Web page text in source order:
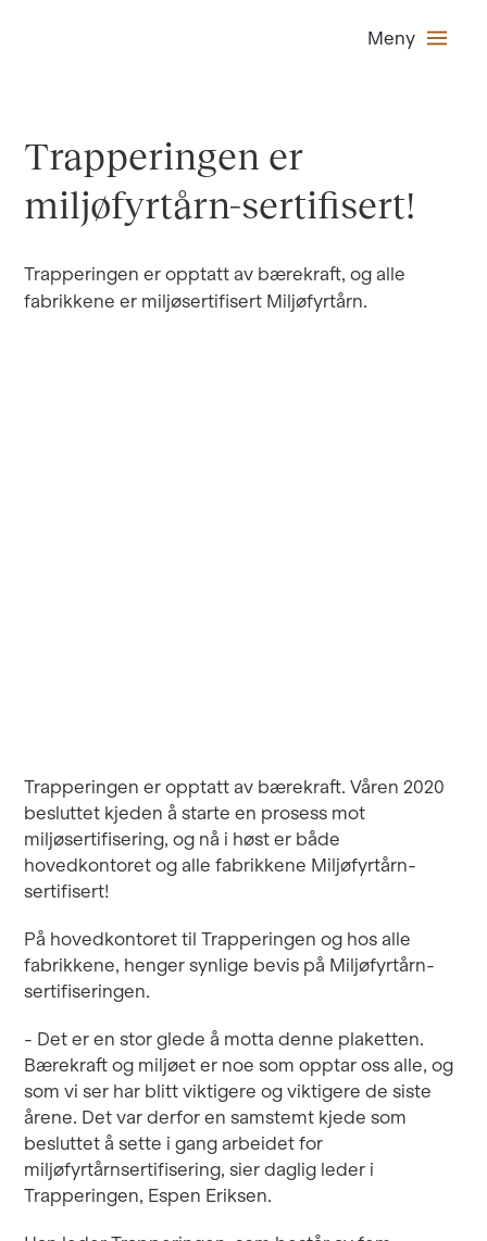
Meny
Trapperingen er
miljøfyrtårn-sertifisert!
Trapperingen er opptatt av bærekraft, og alle
fabrikkene er miljøsertifisert Miljøfyrtårn.
Trapperingen er opptatt av bærekraft. Våren 2020
besluttet kjeden å starte en prosess mot
miljøsertifisering, og nå i høst er både
hovedkontoret og alle fabrikkene Miljøfyrtårn-
sertifisert!
På hovedkontoret til Trapperingen og hos alle
fabrikkene, henger synlige bevis på Miljøfyrtårn-
sertifiseringen.
- Det er en stor glede å motta denne plaketten.
Bærekraft og miljøet er noe som opptar oss alle, og
som vi ser har blitt viktigere og viktigere de siste
årene. Det var derfor en samstemt kjede som
besluttet å sette i gang arbeidet for
miljøfyrtårnsertifisering, sier daglig leder i
Trapperingen, Espen Eriksen.